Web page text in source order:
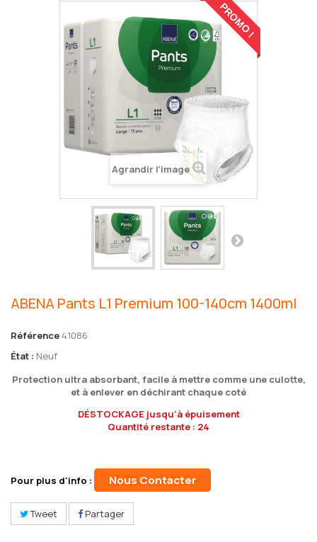
PROMO !
Agrandir l'image
ABENA Pants L1 Premium 100-140cm 1400ml
Référence41086
État : Neuf
Protection ultra absorbant, facile à mettre comme une culotte,
et à enlever en déchirant chaque coté
DÉSTOCKAGE jusqu'à épuisement
Quantité restante : 24
Pour plus d'info : Nous Contacter
Tweet Partager